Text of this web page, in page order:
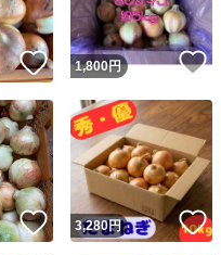
ユーザーの実績
めた一定の基準を満たしたユ
Yahoo!フリマの基準を
この商品の情報を
無断転載は禁止されています
いいね！
1,800円
いいね！
3,280円